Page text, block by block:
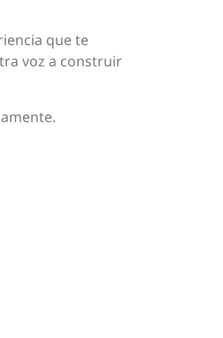
que te
voz a construir